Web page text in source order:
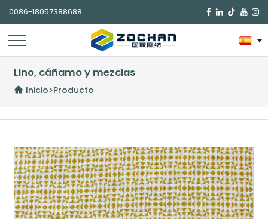
0086-18057388688 
Lino, cáñamo y mezclas
Inicio>Producto